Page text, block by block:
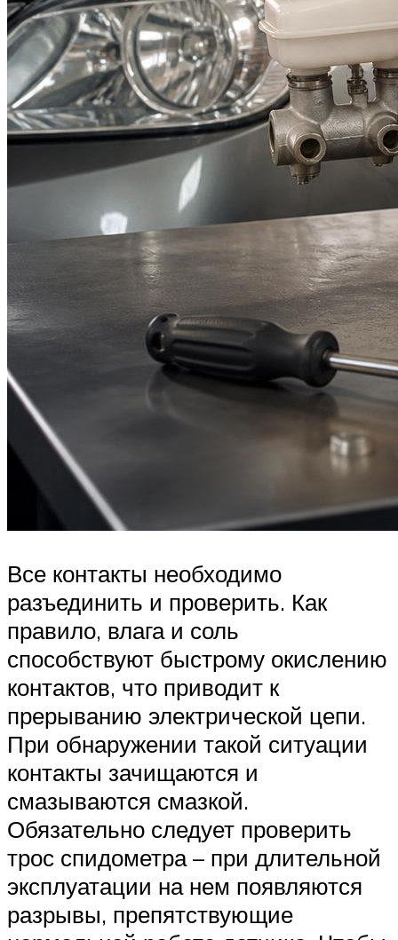
Все контакты необходимо
разъединить и проверить. Как
правило, влага и соль
способствуют быстрому окислению
контактов, что приводит к
прерыванию электрической цепи.
При обнаружении такой ситуации
контакты зачищаются и
смазываются смазкой.
Обязательно следует проверить
трос спидометра – при длительной
эксплуатации на нем появляются
разрывы, препятствующие